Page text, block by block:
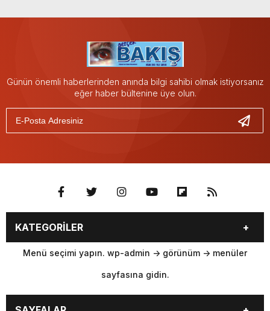
Günün önemli haberlerinden anında bilgi sahibi olmak istiyorsanız
eğer haber bültenine üye olun.
KATEGORİLER
Menü seçimi yapın. wp-admin -> görünüm -> menüler
sayfasına gidin.